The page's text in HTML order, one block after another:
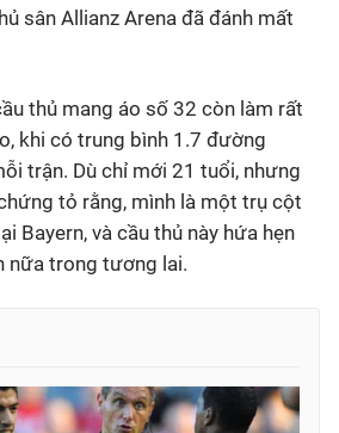
sân Allianz Arena đã đánh mất
thủ mang áo số 32 còn làm rất
khi có trung bình 1.7 đường
trận. Dù chỉ mới 21 tuổi, nhưng
tỏ rằng, mình là một trụ cột
Bayern, và cầu thủ này hứa hẹn
nữa trong tương lai.